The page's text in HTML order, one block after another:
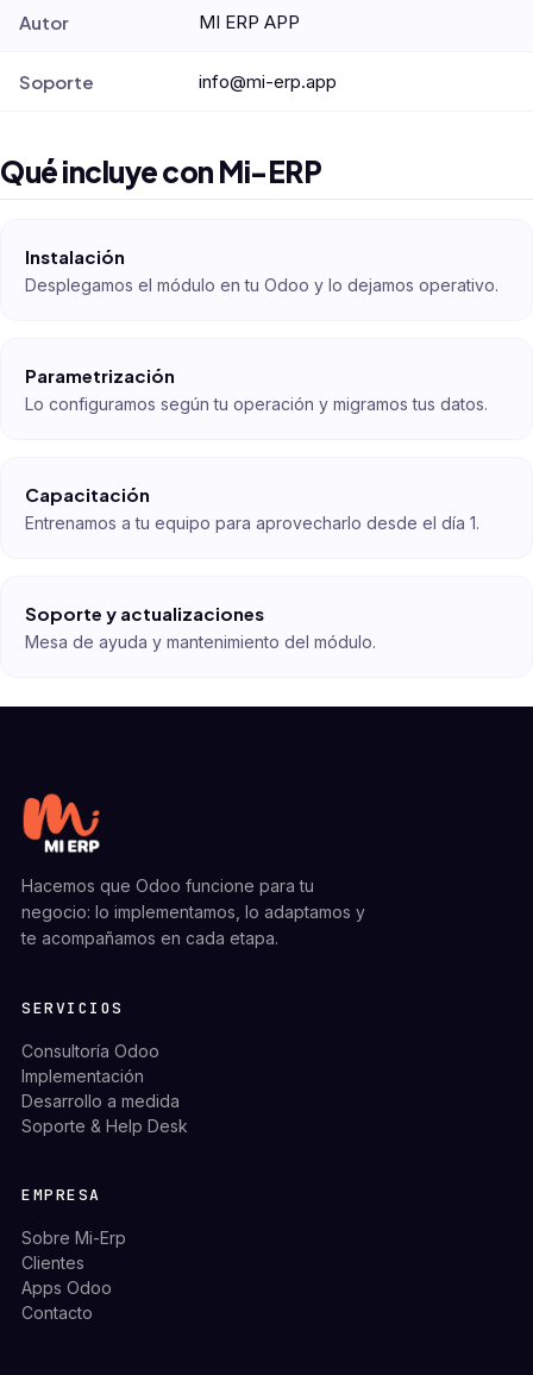
Autor MI ERP APP
Soporte info@mi-erp.app
Qué incluye con Mi-ERP
Instalación
Desplegamos el módulo en tu Odoo y lo dejamos operativo.
Parametrización
Lo configuramos según tu operación y migramos tus datos.
Capacitación
Entrenamos a tu equipo para aprovecharlo desde el día 1.
Soporte y actualizaciones
Mesa de ayuda y mantenimiento del módulo.
Hacemos que Odoo funcione para tu
negocio: lo implementamos, lo adaptamos y
te acompañamos en cada etapa.
SERVICIOS
Consultoría Odoo
Implementación
Desarrollo a medida
Soporte & Help Desk
EMPRESA
Sobre Mi-Erp
Clientes
Apps Odoo
Contacto